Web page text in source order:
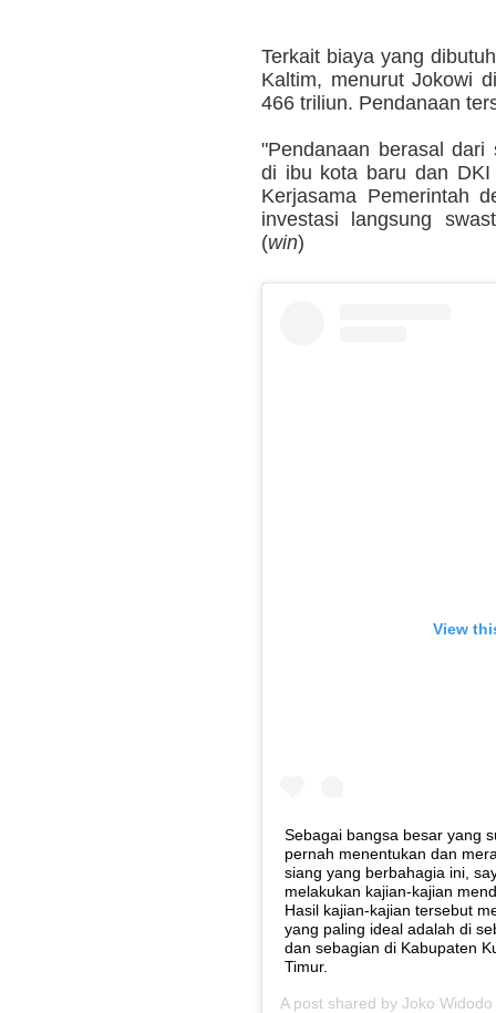
Terkait biaya yang
Kaltim, menurut Jokowi
466 triliun. Pendanaan
"Pendanaan berasal dari
di ibu kota baru dan
Kerjasama Pemerintah
investasi langsung
(win)
View
Sebagai bangsa besar yang
pernah menentukan dan
siang yang berbahagia ini,
melakukan kajian-kajian
Hasil kajian-kajian tersebut
yang paling ideal adalah di
dan sebagian di Kabupaten
Timur.
A post shared by Joko Widodo